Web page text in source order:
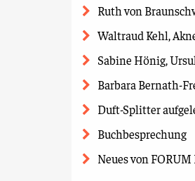
Ruth von
Waltraud Kehl,
Sabine Hönig,
Barbara Bernath-
Duft-Splitter
Buchbesprechung
Neues von FORUM